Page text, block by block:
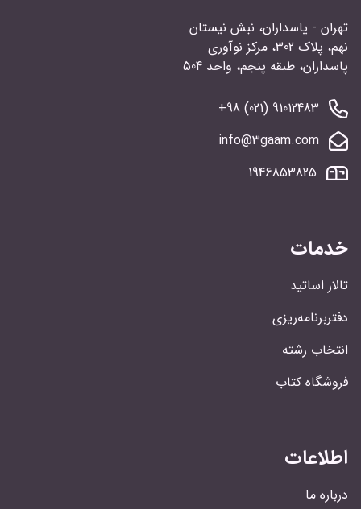
تهران - پاسداران، نبش نیستان
نهم، پلاک 302، مرکز نوآوری
پاسداران، طبقه پنجم، واحد 504
91012483 (021) 98+
info@3gaam.com
1946853825
خدمات
تالار اساتید
دفتربرنامه‌ریزی
انتخاب رشته
فروشگاه کتاب
اطلاعات
درباره ما